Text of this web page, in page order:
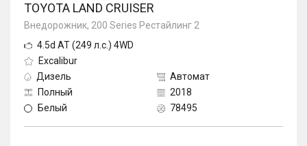
TOYOTA LAND CRUISER
Внедорожник, 200 Series Рестайлинг 2
4.5d AT (249 л.с.) 4WD
Excalibur
Дизель
Автомат
Полный
2018
Белый
78495